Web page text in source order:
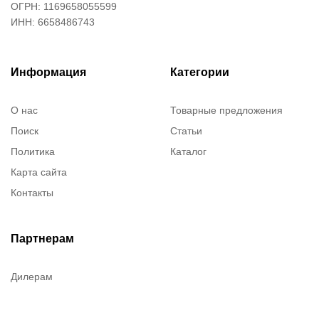
ОГРН: 1169658055599
ИНН: 6658486743
Информация
О нас
Поиск
Политика
Карта сайта
Контакты
Категории
Товарные предложения
Статьи
Каталог
Партнерам
Дилерам